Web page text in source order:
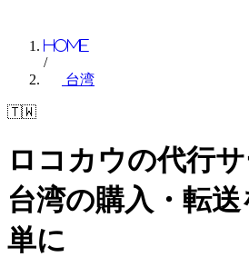
Home
/
台湾
🇹🇼
ロコカウの代行
台湾の購入・転送
単に